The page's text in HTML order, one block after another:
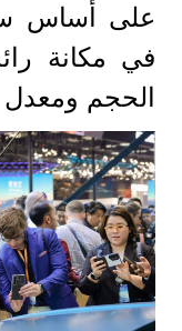
على أساس
في مكانة
الحجم ومعدل